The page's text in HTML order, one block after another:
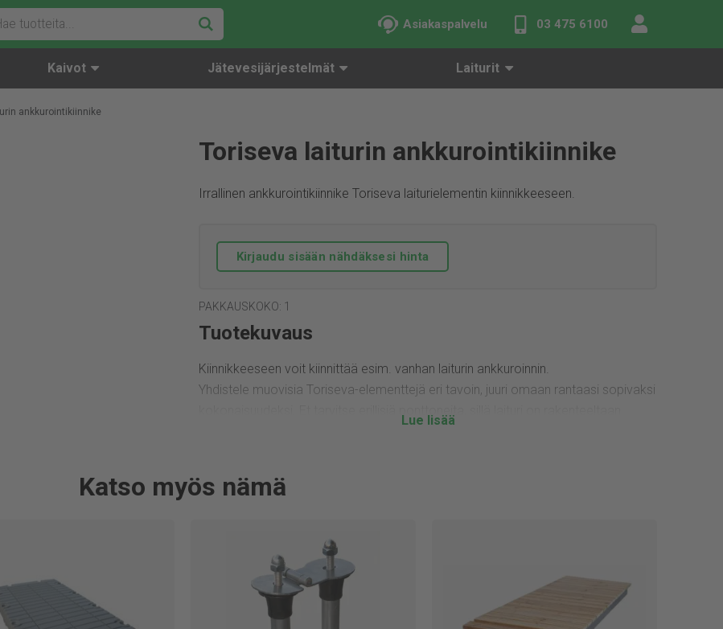
Asiakaspalvelu 03 475 6100
Kaivot Jätevesijärjestelmät Laiturit
ankkurointikiinnike
Toriseva laiturin ankkurointikiinnike
Irrallinen ankkurointikiinnike Toriseva laiturielementin kiinnikkeeseen.
Kirjaudu sisään nähdäksesi hinta
PAKKAUSKOKO: 1
Tuotekuvaus
Kiinnikkeeseen voit kiinnittää esim. vanhan laiturin ankkuroinnin.
Yhdistele muovisia Toriseva-elementtejä eri tavoin, juuri omaan rantaasi sopivaksi
Toriseva-laituri tiivistettynä:
– Rakenne mahdollistaa kellumisen, jolloin ponttoneita ei tarvita.
– Vaivaton liikutella ja koota uudelleen.
– Ei ylimääräistä huoltamista, laituri on aina käyttövalmis.
Jitan toiminnalle on myönnetty ISO 9001 ja ISO 14001 laatu- ja
ympäristösetifikaatit. Jitan valmistamat tuotteet ovat oikeutettuja Avainlippu-
Katso myös nämä